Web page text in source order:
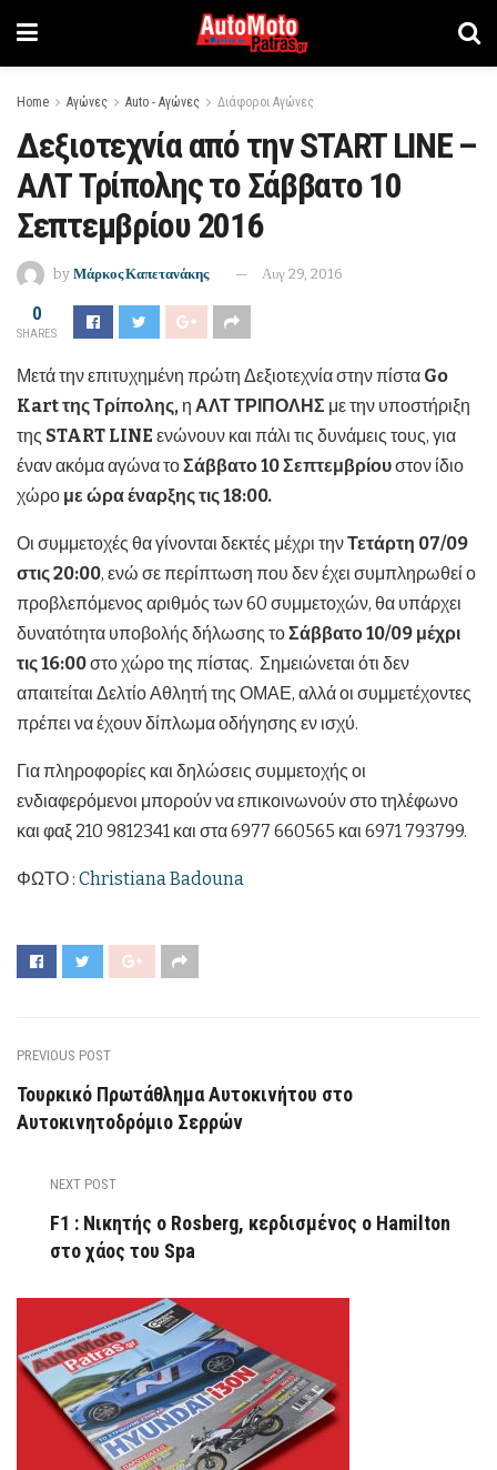
Home Αγώνες Auto - Αγώνες Διάφοροι Αγώνες
Δεξιοτεχνία από την START LINE –
ΑΛΤ Τρίπολης το Σάββατο 10
Σεπτεμβρίου 2016
by Μάρκος Καπετανάκης Αυγ 29, 2016
0
SHARES
Μετά την επιτυχημένη πρώτη Δεξιοτεχνία στην πίστα Go
Kartτης Τρίπολης, η ΑΛΤ ΤΡΙΠΟΛΗΣ με την υποστήριξη
της START LINE ενώνουν και πάλι τις δυνάμεις τους, για
έναν ακόμα αγώνα τοΣάββατο 10 Σεπτεμβρίουστον ίδιο
χώρο με ώρα έναρξης τις 18:00.
Οι συμμετοχές θα γίνονται δεκτές μέχρι τηνΤετάρτη 07/09
στις 20:00, ενώ σε περίπτωση που δεν έχει συμπληρωθεί ο
προβλεπόμενος αριθμός των 60 συμμετοχών, θα υπάρχει
δυνατότητα υποβολής δήλωσης τοΣάββατο 10/09 μέχρι
τις 16:00στο χώρο της πίστας. Σημειώνεται ότι δεν
απαιτείται Δελτίο Αθλητή της ΟΜΑΕ, αλλά οι συμμετέχοντες
πρέπει να έχουν δίπλωμα οδήγησης εν ισχύ.
Για πληροφορίες και δηλώσεις συμμετοχής οι
ενδιαφερόμενοι μπορούν να επικοινωνούν στο τηλέφωνο
και φαξ 210 9812341 και στα 6977 660565 και 6971 793799.
ΦΩΤΟ : Christiana Badouna
PREVIOUS POST
Τουρκικό Πρωτάθλημα Αυτοκινήτου στο
Αυτοκινητοδρόμιο Σερρών
NEXT POST
F1 : Νικητής ο Rosberg, κερδισμένος ο Hamilton
στο χάος του Spa